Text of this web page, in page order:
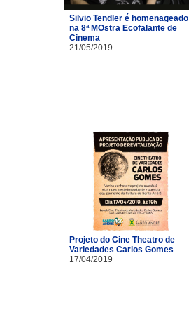
Silvio Tendler é homenageado
na 8ª MOstra Ecofalante de
Cinema
21/05/2019
Projeto do Cine Theatro de
Variedades Carlos Gomes
17/04/2019